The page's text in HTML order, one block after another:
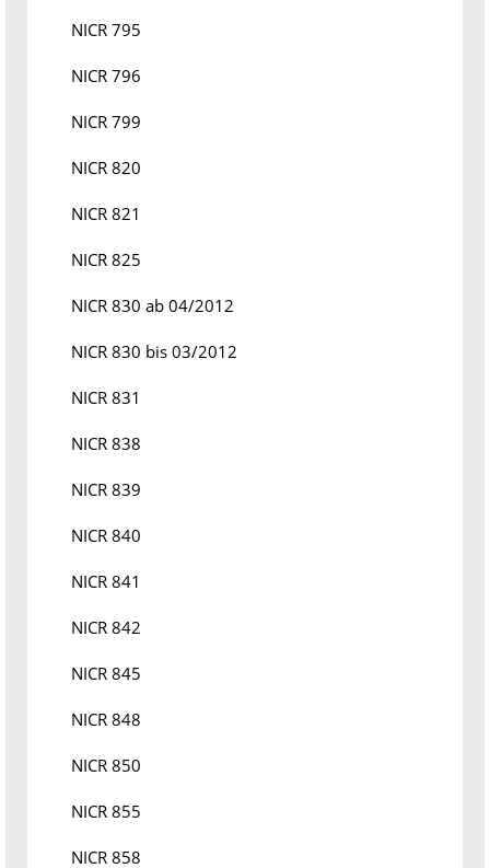
NICR 795
NICR 796
NICR 799
NICR 820
NICR 821
NICR 825
NICR 830 ab 04/2012
NICR 830 bis 03/2012
NICR 831
NICR 838
NICR 839
NICR 840
NICR 841
NICR 842
NICR 845
NICR 848
NICR 850
NICR 855
NICR 858